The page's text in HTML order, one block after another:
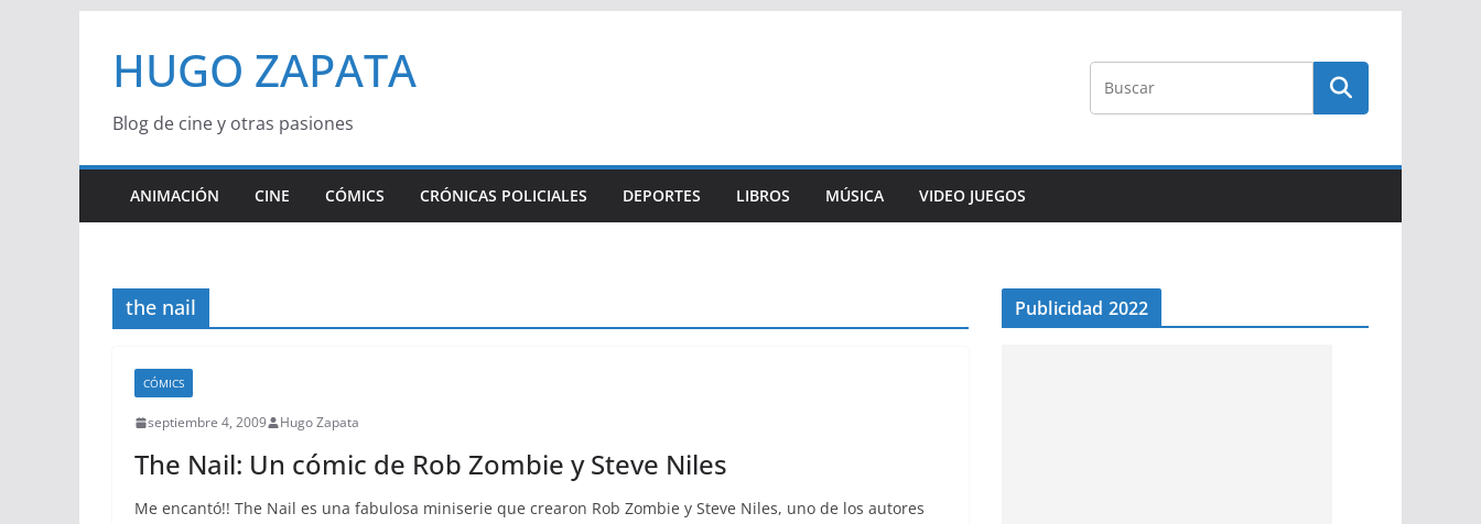
contenido
HUGO ZAPATA
Blog de cine y otras pasiones
ANIMACIÓN CINE CÓMICS CRÓNICAS POLICIALES DEPORTES LIBROS MÚSICA VIDEO JUEGOS
the nail
CÓMICS
septiembre 4, 2009 Hugo Zapata
The Nail: Un cómic de Rob Zombie y Steve Niles
Me encantó!! The Nail es una fabulosa miniserie que crearon Rob Zombie y Steve Niles, uno de los autores
Publicidad 2022